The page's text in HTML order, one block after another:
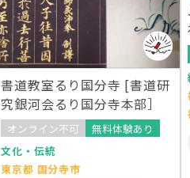
書道教室るり国分寺 [書道研
究銀河会るり国分寺本部］
オンライン不可
無料体験あり
文化・伝統
東京都 国分寺市